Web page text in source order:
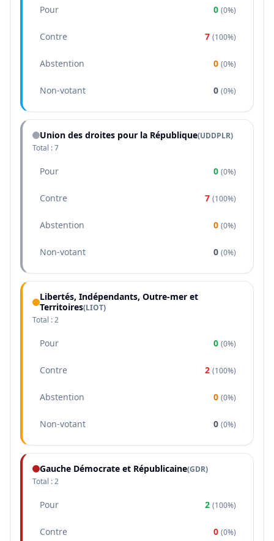
Pour 0 (0%)
Contre 7 (100%)
Abstention 0 (0%)
Non-votant 0 (0%)
Union des droites pour la République(UDDPLR)
Total :7
Pour 0 (0%)
Contre 7 (100%)
Abstention 0 (0%)
Non-votant 0 (0%)
Libertés, Indépendants, Outre-mer et
Territoires(LIOT)
Total :2
Pour 0 (0%)
Contre 2 (100%)
Abstention 0 (0%)
Non-votant 0 (0%)
Gauche Démocrate et Républicaine(GDR)
Total :2
Pour 2 (100%)
Contre 0 (0%)